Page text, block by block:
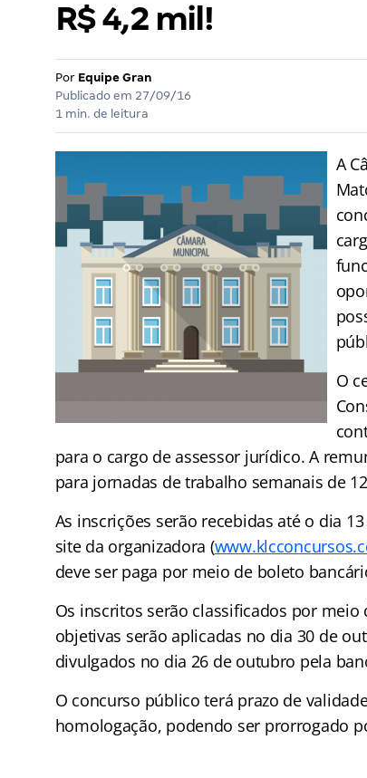
R$ 4,2 mil!
Por Equipe Gran
Publicado em 27/09/16
1 min. de leitura
A
O
para o cargo de assessor jurídico. A
para jornadas de trabalho semanais de
As inscrições serão recebidas até o dia
site da organizadora (
deve ser paga por meio de boleto
Os inscritos serão classificados por
objetivas serão aplicadas no dia 30 de
divulgados no dia 26 de outubro pela
O concurso público terá prazo de
homologação, podendo ser prorrogado